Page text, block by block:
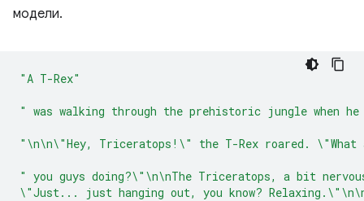
модели.
"A T-Rex"
" was walking through the prehistoric jungle when
"\n\n\"Hey, Triceratops!\" the T-Rex roared. \"What
" you guys doing?\"\n\nThe Triceratops, a bit
\"Just... just hanging out, you know?